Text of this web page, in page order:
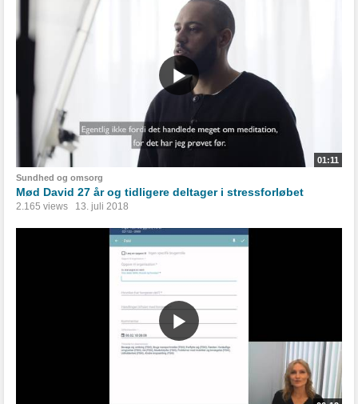
01:11
Sundhed og omsorg
Mød David 27 år og tidligere deltager i stressforløbet
2.165 views 13. juli 2018